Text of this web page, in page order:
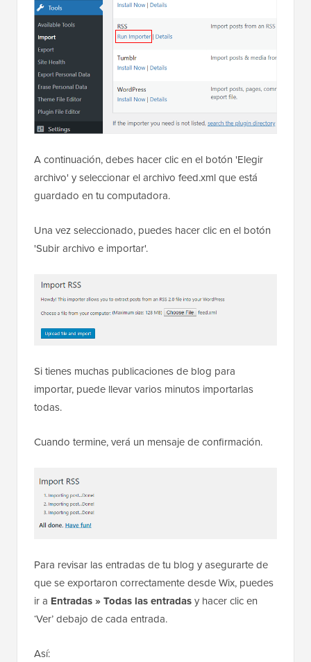
A continuación, debes hacer clic en el botón 'Elegir
archivo' y seleccionar el archivo feed.xml que está
guardado en tu computadora.
Una vez seleccionado, puedes hacer clic en el botón
'Subir archivo e importar'.
Si tienes muchas publicaciones de blog para
importar, puede llevar varios minutos importarlas
todas.
Cuando termine, verá un mensaje de confirmación.
Para revisar las entradas de tu blog y asegurarte de
que se exportaron correctamente desde Wix, puedes
ir a Entradas » Todas las entradasy hacer clic en
‘Ver’ debajo de cada entrada.
Así: